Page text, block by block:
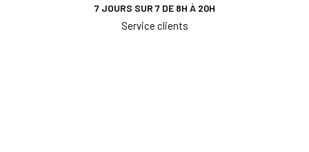
7 JOURS SUR 7 DE 8H À 20H
Service clients